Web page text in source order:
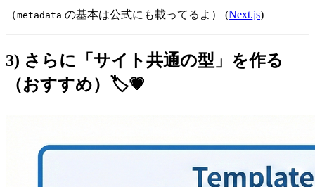
（metadata の基本は公式にも載ってるよ） (Next.js)
3) さらに「サイト共通の型」を作る
（おすすめ）🏷️💗